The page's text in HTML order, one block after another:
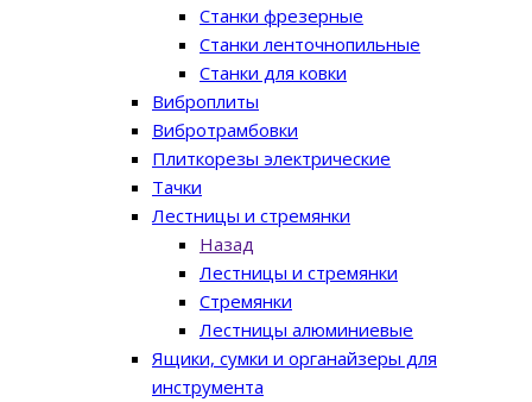
Станки фрезерные
Станки ленточнопильные
Станки для ковки
Виброплиты
Вибротрамбовки
Плиткорезы электрические
Тачки
Лестницы и стремянки
Назад
Лестницы и стремянки
Стремянки
Лестницы алюминиевые
Ящики, сумки и органайзеры для
инструмента